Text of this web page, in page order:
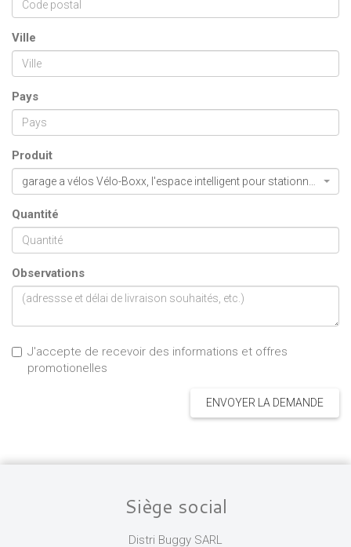
Ville
Pays
Produit
Quantité
Observations
J'accepte de recevoir des informations et offres
promotionelles
ENVOYER LA DEMANDE
Siège social
Distri Buggy SARL